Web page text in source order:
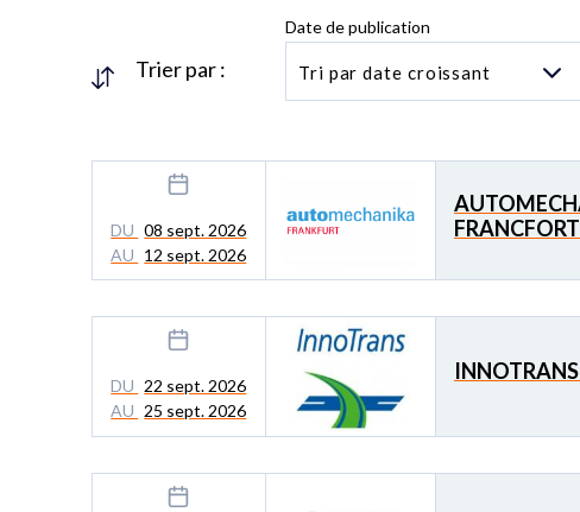
Trier par :
Date de publication
Tri par date croissant
DU 08 sept. 2026
AU 12 sept. 2026
DU 22 sept. 2026
AU 25 sept. 2026